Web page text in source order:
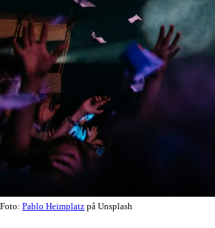
Foto: Pablo Heimplatz på Unsplash